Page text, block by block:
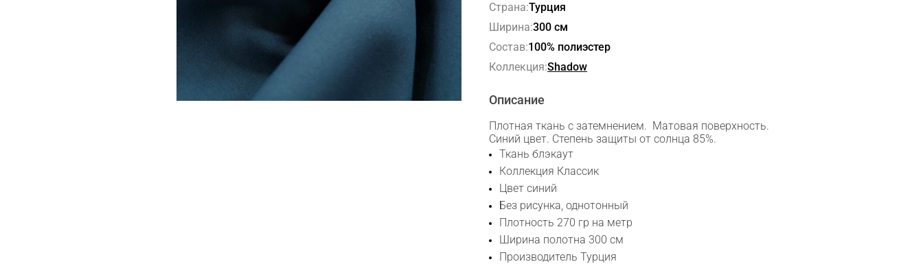
Страна:Турция
Ширина:300 см
Состав:100% полиэстер
Коллекция:Shadow
Описание
Плотная ткань с затемнением. Матовая поверхность.
Синий цвет. Степень защиты от солнца 85%.
Ткань блэкаут
Коллекция Классик
Цвет синий
Без рисунка, однотонный
Плотность 270 гр на метр
Ширина полотна 300 см
Производитель Турция
WhatsApp